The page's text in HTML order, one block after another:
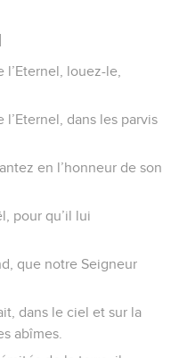
l’Eternel, louez-le,
dans les parvis
en l’honneur de son
pour qu’il lui
que notre Seigneur
dans le ciel et sur la
abîmes.